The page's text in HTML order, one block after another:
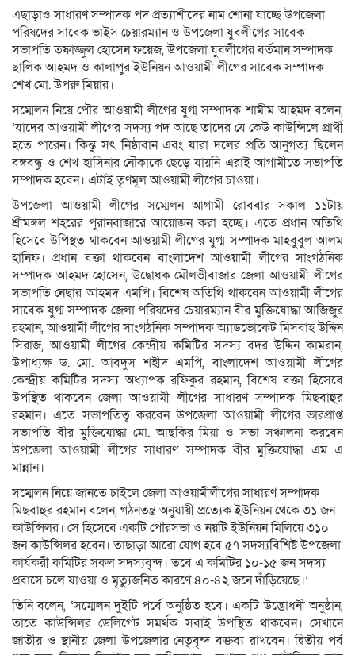
এছাড়াও সাধারণ সম্পাদক পদ প্রত্যাশীদের নাম শোনা যাচ্ছে উপজেলা
পরিষদের সাবেক ভাইস চেয়ারম্যান ও উপজেলা যুবলীগের সাবেক
সভাপতি তফাজ্জুল হোসেন ফয়েজ, উপজেলা যুবলীগের বর্তমান সম্পাদক
ছালিক আহমদ ও কালাপুর ইউনিয়ন আওয়ামী লীগের সাবেক সম্পাদক
শেখ মো. উপরু মিয়ার।
সম্মেলন নিয়ে পৌর আওয়ামী লীগের যুগ্ম সম্পাদক শামীম আহমদ বলেন,
‘যাদের আওয়ামী লীগের সদস্য পদ আছে তাদের যে কেউ কাউন্সিলে প্রার্থী
হতে পারেন। কিন্তু সৎ নিষ্ঠাবান এবং যারা দলের প্রতি আনুগত্য ছিলেন
বঙ্গবন্ধু ও শেখ হাসিনার নৌকাকে ছেড়ে যায়নি এরাই আগামীতে সভাপতি
সম্পাদক হবেন। এটাই তৃণমূল আওয়ামী লীগের চাওয়া।
উপজেলা আওয়ামী লীগের সম্মেলন আগামী রোববার সকাল ১১টায়
শ্রীমঙ্গল শহরের পুরানবাজারে আয়োজন করা হচ্ছে। এতে প্রধান অতিথি
হিসেবে উপিস্থত থাকবেন আওয়ামী লীগের যুগ্ম সম্পাদক মাহবুবুল আলম
হানিফ। প্রধান বক্তা থাকবেন বাংলাদেশ আওয়ামী লীগের সাংগঠনিক
সম্পাদক আহমদ হোসেন, উদ্বোধক মৌলভীবাজার জেলা আওয়ামী লীগের
সভাপতি নেছার আহমদ এমপি। বিশেষ অতিথি থাকবেন আওয়ামী লীগের
সাবেক যুগ্ম সম্পাদক জেলা পরিষদের চেয়ারম্যান বীর মুক্তিযোদ্ধা আজিজুর
রহমান, আওয়ামী লীগের সাংগঠনিক সম্পাদক অ্যাডভোকেট মিসবাহ উদ্দিন
সিরাজ, আওয়ামী লীগের কেন্দ্রীয় কমিটির সদস্য বদর উদ্দিন কামরান,
উপাধ্যক্ষ ড. মো. আবদুস শহীদ এমপি, বাংলাদেশ আওয়ামী লীগের
কেন্দ্রীয় কমিটির সদস্য অধ্যাপক রফিকুর রহমান, বিশেষ বক্তা হিসেবে
উপস্থিত থাকবেন জেলা আওয়ামী লীগের সাধারণ সম্পাদক মিছবাহুর
রহমান। এতে সভাপতিত্ব করবেন উপজেলা আওয়ামী লীগের ভারপ্রাপ্ত
সভাপতি বীর মুক্তিযোদ্ধা মো. আছকির মিয়া ও সভা সঞ্চালনা করবেন
উপজেলা আওয়ামী লীগের সাধারণ সম্পাদক বীর মুক্তিযোদ্ধা এম এ
মান্নান।
সম্মেলন নিয়ে জানতে চাইলে জেলা আওয়ামীলীগের সাধারণ সম্পাদক
মিছবাহুর রহমান বলেন, গঠনতন্ত্র অনুযায়ী প্রত্যেক ইউনিয়ন থেকে ৩১ জন
কাউন্সিলর। সে হিসেবে একটি পৌরসভা ও নয়টি ইউনিয়ন মিলিয়ে ৩১০
জন কাউন্সিলর হবেন। তাছাড়া আরো যোগ হবে ৫৭ সদস্যবিশিষ্ট উপজেলা
কার্যকরী কমিটির সকল সদস্যবৃন্দ। তবে এ কমিটির ১০-১৫ জন সদস্য
প্রবাসে চলে যাওয়া ও মৃত্যুজনিত কারণে ৪০-৪২ জনে দাঁড়িয়েছে।’
তিনি বলেন, ‘সম্মেলন দুইটি পর্বে অনুষ্ঠিত হবে। একটি উদ্ভোধনী অনুষ্ঠান,
তাতে কাউন্সিলর ডেলিগেট সমর্থক সবাই উপস্থিত থাকবেন। সেখানে
জাতীয় ও স্থানীয় জেলা উপজেলার নেতৃবৃন্দ বক্তব্য রাখবেন। দ্বিতীয় পর্ব